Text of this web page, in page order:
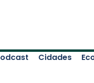
Cidades